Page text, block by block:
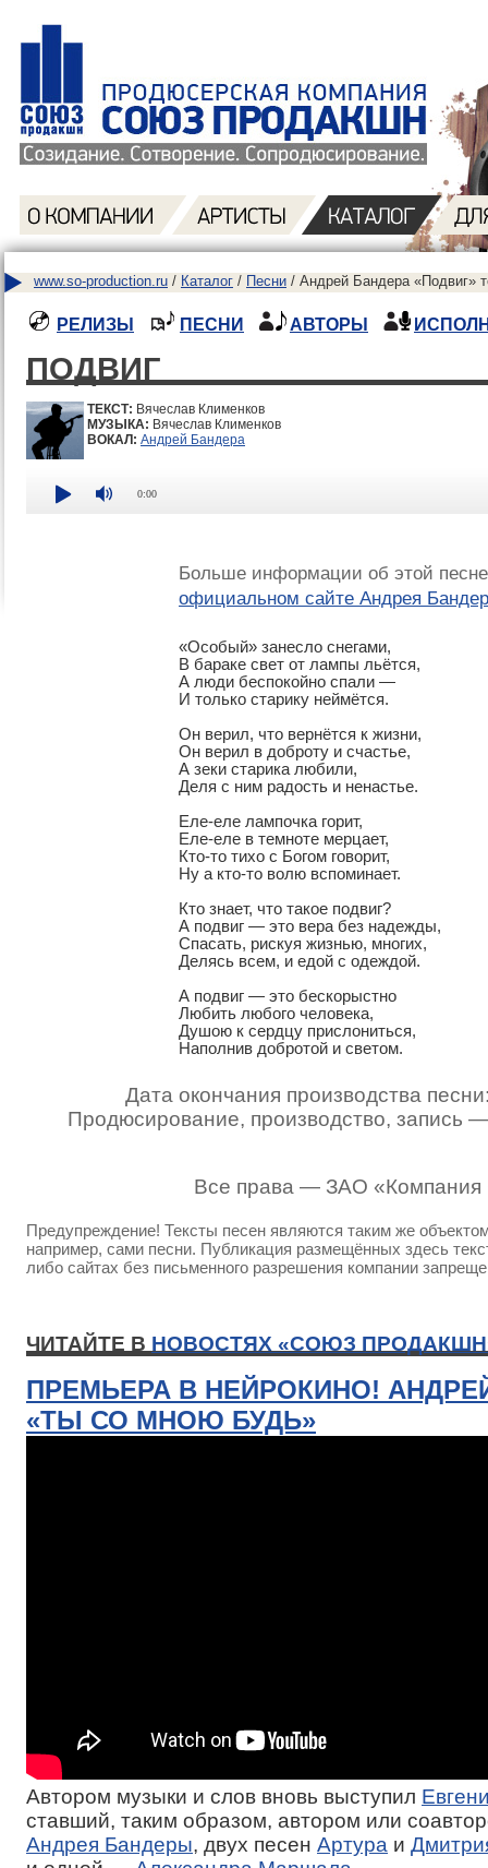
www.so-production.ru / Каталог / Песни / Андрей Бандера «Подвиг»
РЕЛИЗЫ ПЕСНИ АВТОРЫ
ПОДВИГ
ТЕКСТ: Вячеслав Клименков
МУЗЫКА: Вячеслав Клименков
ВОКАЛ: Андрей Бандера
0:00
Больше информации об этой
официальном сайте Андрея
«Особый» занесло снегами,
В бараке свет от лампы льётся,
А люди беспокойно спали —
И только старику неймётся.
Он верил, что вернётся к жизни,
Он верил в доброту и счастье,
А зеки старика любили,
Деля с ним радость и ненастье.
Еле-еле лампочка горит,
Еле-еле в темноте мерцает,
Кто-то тихо с Богом говорит,
Ну а кто-то волю вспоминает.
Кто знает, что такое подвиг?
А подвиг — это вера без надежды,
Спасать, рискуя жизнью, многих,
Делясь всем, и едой с одеждой.
А подвиг — это бескорыстно
Любить любого человека,
Душою к сердцу прислониться,
Наполнив добротой и светом.
Дата окончания производства
Продюсирование, производство, запись
Все права — ЗАО
Предупреждение! Тексты песен являются таким же
например, сами песни. Публикация размещённых здесь
либо сайтах без письменного разрешения компании
ЧИТАЙТЕ В НОВОСТЯХ «СОЮЗ
ПРЕМЬЕРА В НЕЙРОКИНО!
«ТЫ СО МНОЮ БУДЬ»
Автором музыки и слов вновь выступил
ставший, таким образом, автором или
Андрея Бандеры, двух песен Артура и